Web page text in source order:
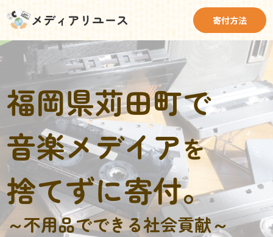
メディアリユース 寄付方法
福岡県苅田町で
音楽メデイアを
捨てずに寄付。
～不用品でできる社会貢献～